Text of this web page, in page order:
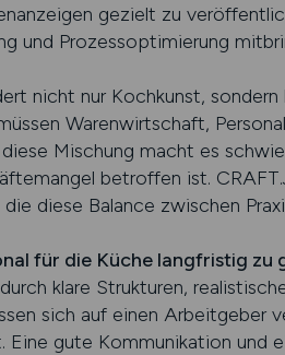
gezielt zu
und Prozessoptimierung
nicht nur Kochkunst,
Warenwirtschaft,
Mischung macht es
betroffen ist.
diese Balance zwischen
für die Küche langfristig zu
klare Strukturen,
sich auf einen Arbeitgeber
gute Kommunikation und